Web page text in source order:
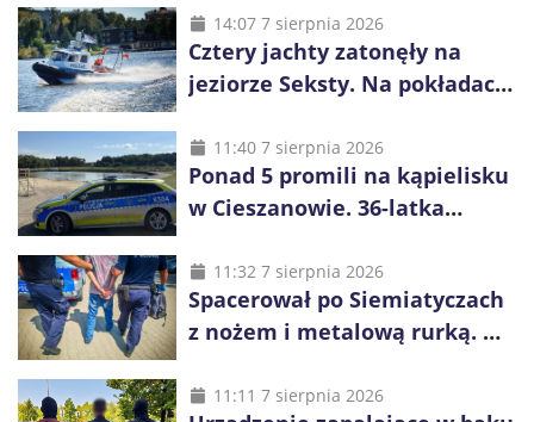
14:07 7 sierpnia 2026
Cztery jachty zatonęły na
jeziorze Seksty. Na pokładach
małoletnich
11:40 7 sierpnia 2026
Ponad 5 promili na kąpielisku
w Cieszanowie. 36-latka
z wody
11:32 7 sierpnia 2026
Spacerował po Siemiatyczach
z nożem i metalową rurką. W
alkohol i perfumy
11:11 7 sierpnia 2026